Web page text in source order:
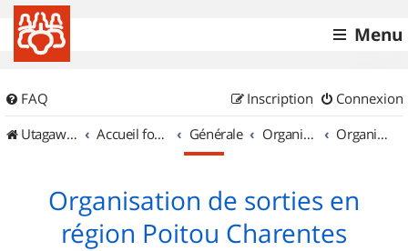
Menu
FAQ Connexion
Inscription
UtagawaVTT (Randos VTT et VTTAE avec traces GPS)
Accueil forum Générale Organisation de sorties & Recherche de partenaires Organisation de sorties en région Poitou Charentes
Organisation de sorties en
région Poitou Charentes